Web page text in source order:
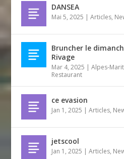
DANSEA
Mai 5, 2025 |Articles,
Bruncher le
Rivage
Mar 4, 2025 |Alpes-
Restaurant
ce evasion
Jan 1, 2025 |Articles,
jetscool
Jan 1, 2025 |Articles,